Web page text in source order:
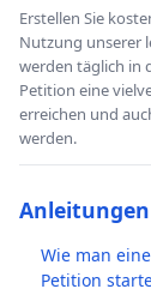
Erstellen Sie
Nutzung unserer
werden täglich in
Petition eine
erreichen und
werden.
Anleitungen
Wie man
Petition